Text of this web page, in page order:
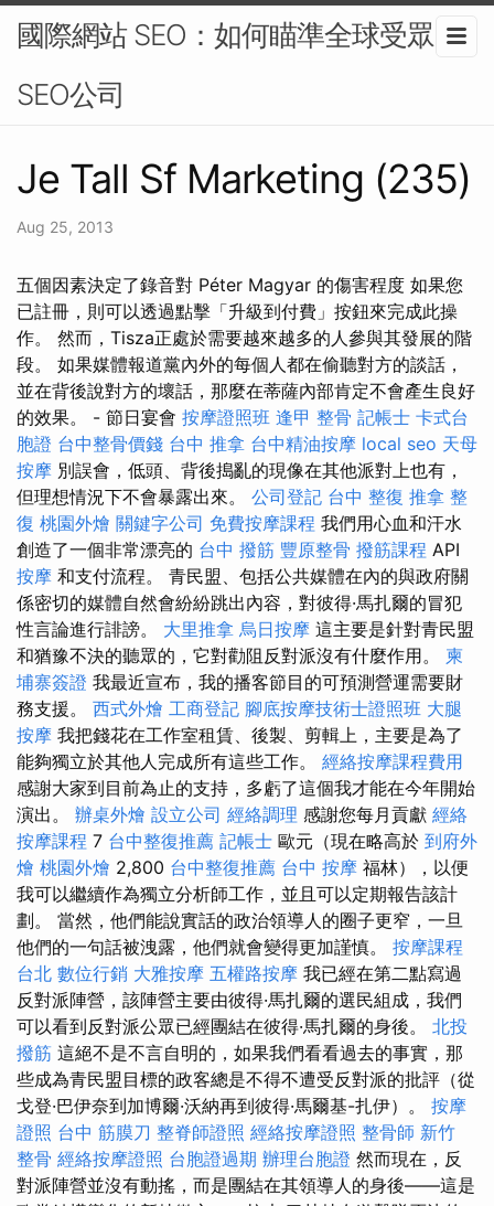
國際網站 SEO：如何瞄準全球受眾-
SEO公司
Je Tall Sf Marketing (235)
Aug 25, 2013
五個因素決定了錄音對 Péter Magyar 的傷害程度 如果您
已註冊，則可以透過點擊「升級到付費」按鈕來完成此操
作。 然而，Tisza正處於需要越來越多的人參與其發展的階
段。 如果媒體報道黨內外的每個人都在偷聽對方的談話，
並在背後說對方的壞話，那麼在蒂薩內部肯定不會產生良好
的效果。 - 節日宴會 按摩證照班 逢甲 整骨 記帳士 卡式台
胞證 台中整骨價錢 台中 推拿 台中精油按摩 local seo 天母
按摩 別誤會，低頭、背後搗亂的現像在其他派對上也有，
但理想情況下不會暴露出來。 公司登記 台中 整復 推拿 整
復 桃園外燴 關鍵字公司 免費按摩課程 我們用心血和汗水
創造了一個非常漂亮的 台中 撥筋 豐原整骨 撥筋課程 API
按摩 和支付流程。 青民盟、包括公共媒體在內的與政府關
係密切的媒體自然會紛紛跳出內容，對彼得·馬扎爾的冒犯
性言論進行誹謗。 大里推拿 烏日按摩 這主要是針對青民盟
和猶豫不決的聽眾的，它對勸阻反對派沒有什麼作用。 柬
埔寨簽證 我最近宣布，我的播客節目的可預測營運需要財
務支援。 西式外燴 工商登記 腳底按摩技術士證照班 大腿
按摩 我把錢花在工作室租賃、後製、剪輯上，主要是為了
能夠獨立於其他人完成所有這些工作。 經絡按摩課程費用
感謝大家到目前為止的支持，多虧了這個我才能在今年開始
演出。 辦桌外燴 設立公司 經絡調理 感謝您每月貢獻 經絡
按摩課程 7 台中整復推薦 記帳士 歐元（現在略高於 到府外
燴 桃園外燴 2,800 台中整復推薦 台中 按摩 福林），以便
我可以繼續作為獨立分析師工作，並且可以定期報告該計
劃。 當然，他們能說實話的政治領導人的圈子更窄，一旦
他們的一句話被洩露，他們就會變得更加謹慎。 按摩課程
台北 數位行銷 大雅按摩 五權路按摩 我已經在第二點寫過
反對派陣營，該陣營主要由彼得·馬扎爾的選民組成，我們
可以看到反對派公眾已經團結在彼得·馬扎爾的身後。 北投
撥筋 這絕不是不言自明的，如果我們看看過去的事實，那
些成為青民盟目標的政客總是不得不遭受反對派的批評（從
戈登·巴伊奈到加博爾·沃納再到彼得·馬爾基-扎伊）。 按摩
證照 台中 筋膜刀 整脊師證照 經絡按摩證照 整骨師 新竹
整骨 經絡按摩證照 台胞證過期 辦理台胞證 然而現在，反
對派陣營並沒有動搖，而是團結在其領導人的身後——這是